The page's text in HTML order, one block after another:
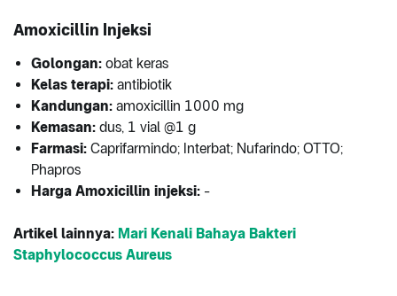
Amoxicillin Injeksi
Golongan: obat keras
Kelas terapi: antibiotik
Kandungan: amoxicillin 1000 mg
Kemasan: dus, 1 vial @1 g
Farmasi: Caprifarmindo; Interbat; Nufarindo; OTTO;
Phapros
Harga Amoxicillin injeksi: -
Artikel lainnya: Mari Kenali Bahaya Bakteri
Staphylococcus Aureus